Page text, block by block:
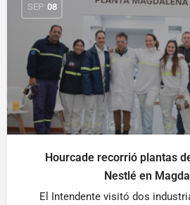
SEP 08
Hourcade recorrió plantas
Nestlé en
El Intendente visitó dos